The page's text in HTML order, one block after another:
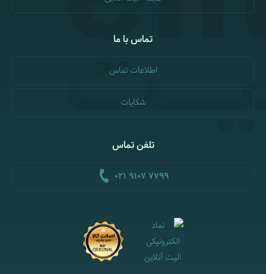
تماس با ما
اطلاعات تماس
شکایات
تلفن تماس
021 9107 7799